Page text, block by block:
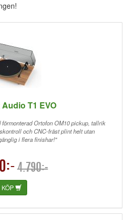
T1 EVO
Ortofon OM10 pickup, tallrik
och CNC-fräst plint helt utan
i flera finishar!"
4.790:-
KÖP